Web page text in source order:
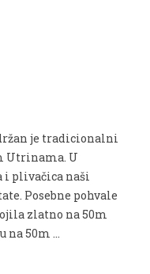
je tradicionalni
Utrinama. U
i plivačica naši
Posebne pohvale
zlatno na 50m
na 50m …